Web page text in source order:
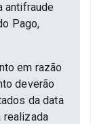
antifraude
Pago,
em razão
deverão
da data
realizada